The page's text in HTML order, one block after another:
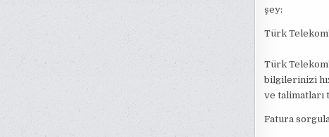
şey:
Türk
Türk
bilgilerinizi
ve talimatları
Fatura